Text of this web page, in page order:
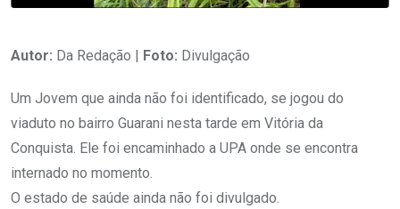
Autor: Da Redação | Foto: Divulgação
Um Jovem que ainda não foi identificado, se jogou do
viaduto no bairro Guarani nesta tarde em Vitória da
Conquista. Ele foi encaminhado a UPA onde se encontra
internado no momento.
O estado de saúde ainda não foi divulgado.